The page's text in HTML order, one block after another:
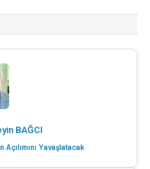
BAĞCI
Yavaşlatacak